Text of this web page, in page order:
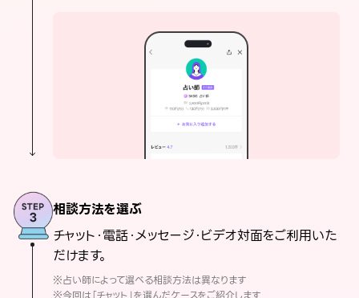
相談方法を選ぶ
チャット・電話・メッセージ・ビデオ対面をご利用いた
だけます。
※占い師によって選べる相談方法は異なります